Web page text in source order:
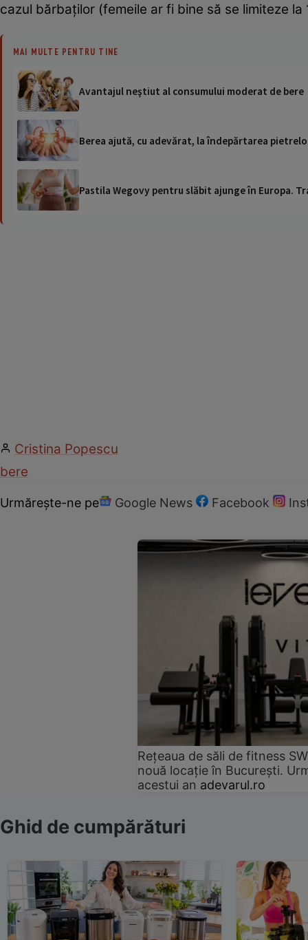
cazul bărbaţilor (femeile ar fi bine să se limiteze la
MAI MULTE PENTRU TINE
Avantajul neştiut al consumului moderat de bere
Berea ajută, cu adevărat, la îndepărtarea
Pastila Wegovy pentru slăbit ajunge în Europa.
Cristina Popescu
bere
Urmărește-ne pe Google News Facebook
Rețeaua de săli de fitness
nouă locație în București.
acestui an adevarul.ro
Ghid de cumpărături